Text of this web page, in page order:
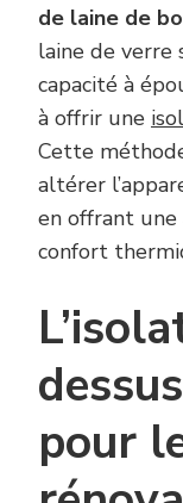
de laine de
laine de
capacité à
à offrir une
Cette
altérer
en offrant
confort
pour